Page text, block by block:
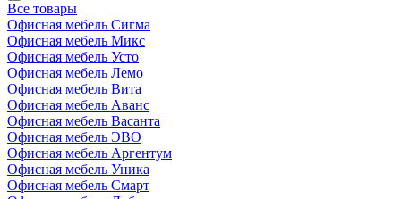
Все товары
Офисная мебель Сигма
Офисная мебель Микс
Офисная мебель Усто
Офисная мебель Лемо
Офисная мебель Вита
Офисная мебель Аванс
Офисная мебель Васанта
Офисная мебель ЭВО
Офисная мебель Аргентум
Офисная мебель Уника
Офисная мебель Смарт